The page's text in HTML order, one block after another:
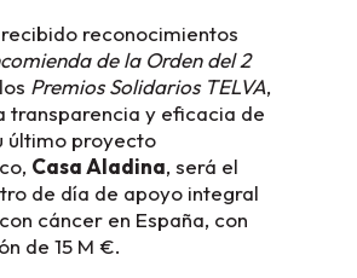
reconocimientos
de la Orden del 2
Premios Solidarios TELVA,
transparencia y eficacia de
último proyecto
Casa Aladina, será el
de día de apoyo integral
cáncer en España, con
de 15 M €.